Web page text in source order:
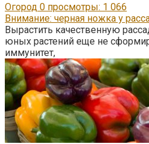
Огород 0 просмотры: 1 066
Внимание: черная ножка у
Вырастить качественную
юных растений еще не
иммунитет,